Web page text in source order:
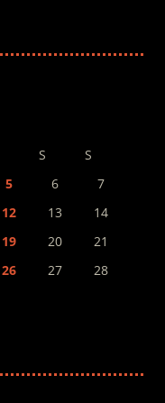
S
S
5 6
7
12 13
14
19 20
21
26 27
28